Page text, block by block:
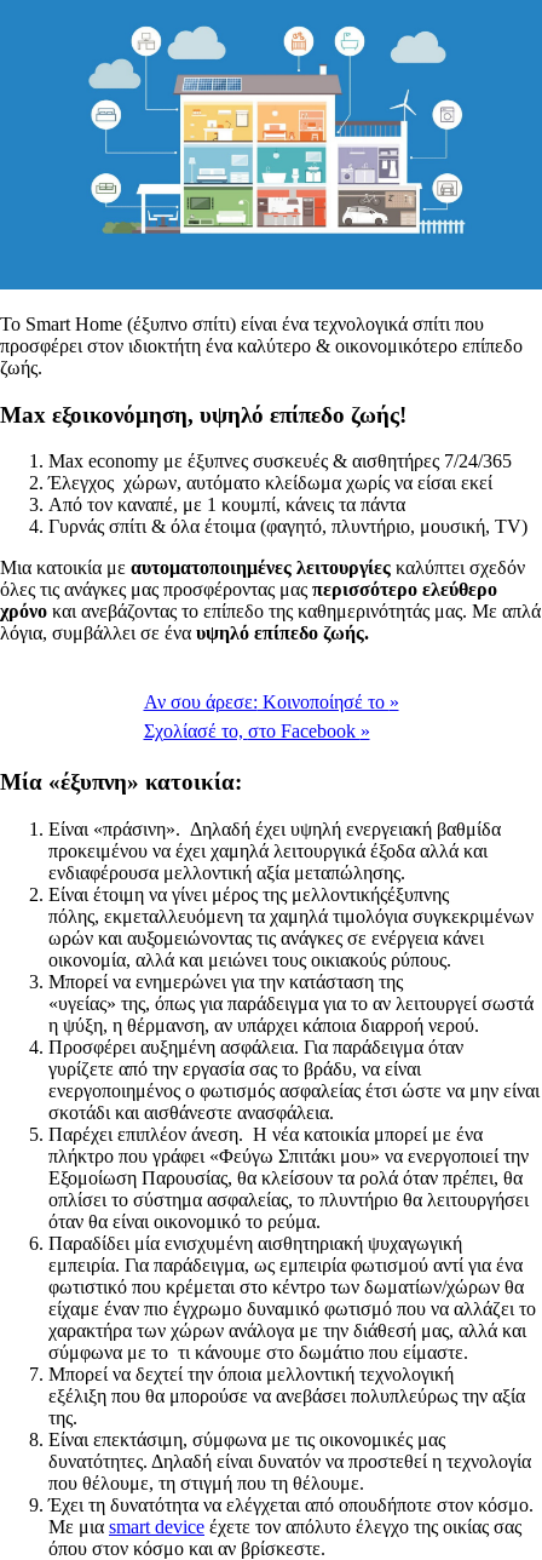
Το Smart Home (έξυπνο σπίτι) είναι ένα τεχνολογικά σπίτι που
προσφέρει στον ιδιοκτήτη ένα καλύτερο & οικονομικότερο επίπεδο
ζωής.
Max εξοικονόμηση, υψηλό επίπεδο ζωής!
Max economy με έξυπνες συσκευές & αισθητήρες 7/24/365
Έλεγχος χώρων, αυτόματο κλείδωμα χωρίς να είσαι εκεί
Aπό τον καναπέ, με 1 κουμπί, κάνεις τα πάντα
Γυρνάς σπίτι & όλα έτοιμα (φαγητό, πλυντήριο, μουσική, TV)
Μια κατοικία με αυτοματοποιημένες λειτουργίες καλύπτει σχεδόν
όλες τις ανάγκες μας προσφέροντας μας περισσότερο ελεύθερο
χρόνο και ανεβάζοντας το επίπεδο της καθημερινότητάς μας. Με απλά
λόγια, συμβάλλει σε ένα υψηλό επίπεδο ζωής.
Αν σου άρεσε: Κοινοποίησέ το »
Σχολίασέ το, στο Facebook »
Μία «έξυπνη» κατοικία:
Είναι «πράσινη». Δηλαδή έχει υψηλή ενεργειακή βαθμίδα
προκειμένου να έχει χαμηλά λειτουργικά έξοδα αλλά και
ενδιαφέρουσα μελλοντική αξία μεταπώλησης.
Είναι έτοιμη να γίνει μέρος της μελλοντικήςέξυπνης
πόλης, εκμεταλλευόμενη τα χαμηλά τιμολόγια συγκεκριμένων
ωρών και αυξομειώνοντας τις ανάγκες σε ενέργεια κάνει
οικονομία, αλλά και μειώνει τους οικιακούς ρύπους.
Μπορεί να ενημερώνει για την κατάσταση της
«υγείας» της, όπως για παράδειγμα για το αν λειτουργεί σωστά
η ψύξη, η θέρμανση, αν υπάρχει κάποια διαρροή νερού.
Προσφέρει αυξημένη ασφάλεια. Για παράδειγμα όταν
γυρίζετε από την εργασία σας το βράδυ, να είναι
ενεργοποιημένος ο φωτισμός ασφαλείας έτσι ώστε να μην είναι
σκοτάδι και αισθάνεστε ανασφάλεια.
Παρέχει επιπλέον άνεση. Η νέα κατοικία μπορεί με ένα
πλήκτρο που γράφει «Φεύγω Σπιτάκι μου» να ενεργοποιεί την
Εξομοίωση Παρουσίας, θα κλείσουν τα ρολά όταν πρέπει, θα
οπλίσει το σύστημα ασφαλείας, το πλυντήριο θα λειτουργήσει
όταν θα είναι οικονομικό το ρεύμα.
Παραδίδει μία ενισχυμένη αισθητηριακή ψυχαγωγική
εμπειρία. Για παράδειγμα, ως εμπειρία φωτισμού αντί για ένα
φωτιστικό που κρέμεται στο κέντρο των δωματίων/χώρων θα
είχαμε έναν πιο έγχρωμο δυναμικό φωτισμό που να αλλάζει το
χαρακτήρα των χώρων ανάλογα με την διάθεσή μας, αλλά και
σύμφωνα με το τι κάνουμε στο δωμάτιο που είμαστε.
Μπορεί να δεχτεί την όποια μελλοντική τεχνολογική
εξέλιξη που θα μπορούσε να ανεβάσει πολυπλεύρως την αξία
της.
Είναι επεκτάσιμη, σύμφωνα με τις οικονομικές μας
δυνατότητες. Δηλαδή είναι δυνατόν να προστεθεί η τεχνολογία
που θέλουμε, τη στιγμή που τη θέλουμε.
Έχει τη δυνατότητα να ελέγχεται από οπουδήποτε στον κόσμο.
Με μια smart device έχετε τον απόλυτο έλεγχο της οικίας σας
όπου στον κόσμο και αν βρίσκεστε.